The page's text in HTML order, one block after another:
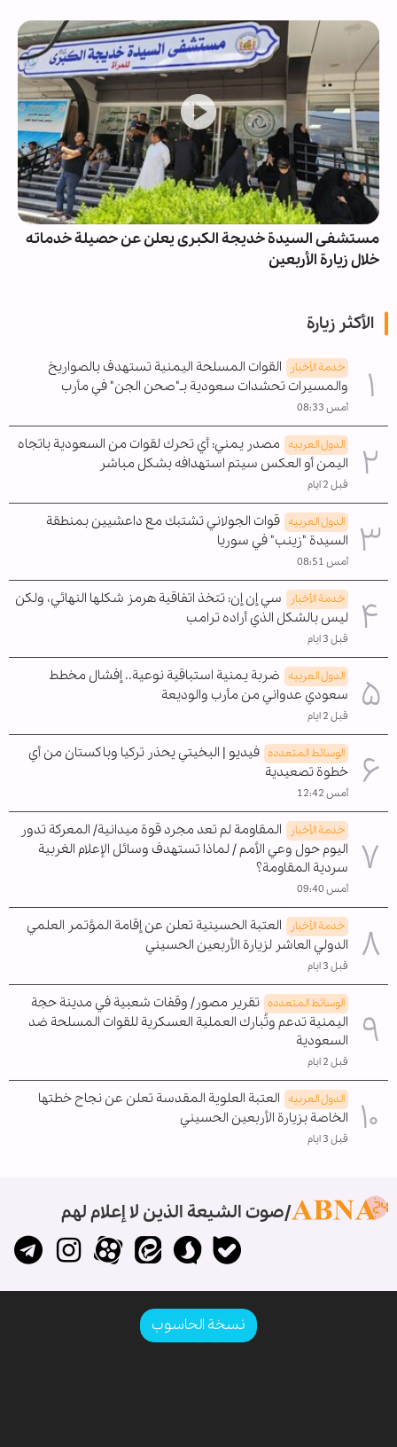
مستشفى السيدة خديجة الكبرى يعلن عن حصيلة خدماته
خلال زيارة الأربعين
الأكثر زيارة
خدمة الأخبار
القوات المسلحة اليمنية تستهدف بالصواريخ
والمسيرات تحشدات سعودية بـ"صحن الجن" في مأرب
أمس 08:33
الدول العربیه مصدر يمني: أي تحرك لقوات من السعودية باتجاه
اليمن أو العكس سيتم استهدافه بشكل مباشر
قبل 2 ايام
الدول العربیه قوات الجولاني تشتبك مع داعشيين بمنطقة
السيدة "زينب" في سوريا
أمس 08:51
خدمة الأخبار
سي إن إن: تتخذ اتفاقية هرمز شكلها النهائي، ولكن
ليس بالشكل الذي أراده ترامب
قبل 3 ايام
الدول العربیه ضربة يمنية استباقية نوعية.. إفشال مخطط
سعودي عدواني من مأرب والوديعة
قبل 2 ايام
الوسائط المتعدده فيديو | البخيتي يحذر تركيا وباكستان من أي
خطوة تصعيدية
أمس 12:42
خدمة الأخبار
المقاومة لم تعد مجرد قوة ميدانية/ المعركة تدور
اليوم حول وعي الأمم / لماذا تستهدف وسائل الإعلام الغربية
سردية المقاومة؟
أمس 09:40
خدمة الأخبار
العتبة الحسينية تعلن عن إقامة المؤتمر العلمي
الدولي العاشر لزيارة الأربعين الحسيني
قبل 3 ايام
الوسائط المتعدده تقرير مصور/ وقفات شعبية في مدينة حجة
اليمنية تدعم وتُبارك العملية العسكرية للقوات المسلحة ضد
السعودية
قبل 2 ايام
الدول العربیه العتبة العلوية المقدسة تعلن عن نجاح خطتها
الخاصة بزيارة الأربعين الحسيني
قبل 3 ايام
صوت الشيعة الذين لا إعلام لهم
نسخة الحاسوب